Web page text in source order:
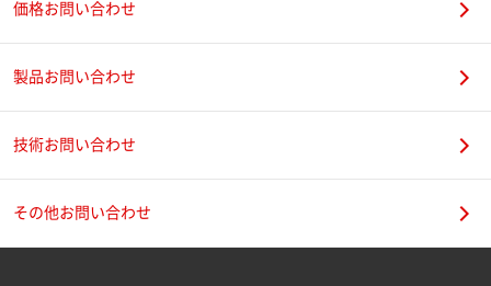
価格お問い合わせ
製品お問い合わせ
技術お問い合わせ
その他お問い合わせ